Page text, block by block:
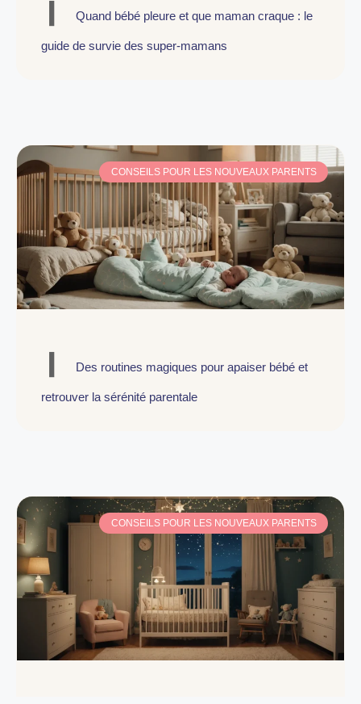
Quand bébé pleure et que maman craque : le
guide de survie des super-mamans
CONSEILS POUR LES NOUVEAUX PARENTS
Des routines magiques pour apaiser bébé et
retrouver la sérénité parentale
CONSEILS POUR LES NOUVEAUX PARENTS